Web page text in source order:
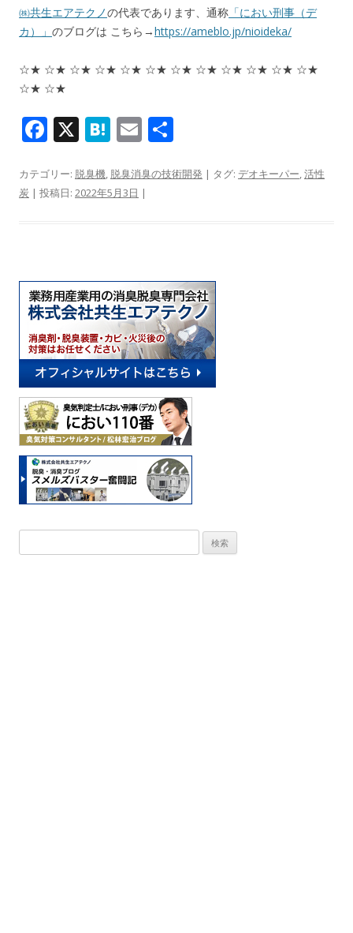
㈱共生エアテクノの代表であります、通称 「におい刑事（デ
カ）」 のブログは こちら→https://ameblo.jp/nioideka/
☆★ ☆★ ☆★ ☆★ ☆★ ☆★ ☆★ ☆★ ☆★ ☆★ ☆★ ☆★
☆★ ☆★
F
ac
e
b
k
X H
at
e
n
E
m
ai
l
カテゴリー: 脱臭機 脱臭消臭の技術開発 | タグ: デオキーパー 活性
炭 | 投稿日: 2022年5月3日 |
索: